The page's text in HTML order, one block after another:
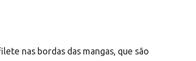
nas bordas das mangas, que são